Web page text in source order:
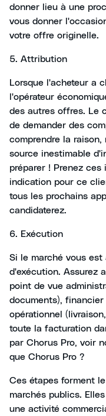
donner lieu à une
vous donner
votre offre originelle.
5. Attribution
Lorsque l'acheteur a
l'opérateur
des autres offres. Le
de demander des
comprendre la
source inestimable
préparer ! Prenez
indication pour ce
tous les prochains
candidaterez.
6. Exécution
Si le marché vous
d'exécution. Assurez
point de vue
documents),
opérationnel
toute la facturation
par Chorus Pro, voir
que Chorus Pro ?
Ces étapes forment
marchés publics.
une activité